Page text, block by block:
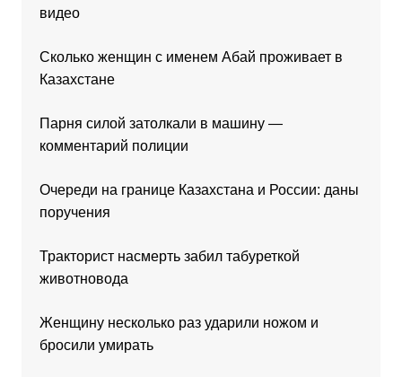
видео
Сколько женщин с именем Абай проживает в
Казахстане
Парня силой затолкали в машину —
комментарий полиции
Очереди на границе Казахстана и России: даны
поручения
Тракторист насмерть забил табуреткой
животновода
Женщину несколько раз ударили ножом и
бросили умирать